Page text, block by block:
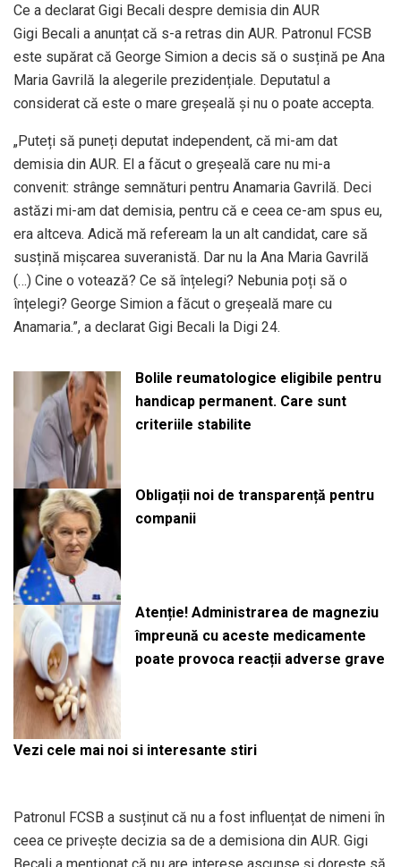
Ce a declarat Gigi Becali despre demisia din AUR
Gigi Becali a anunțat că s-a retras din AUR. Patronul FCSB
este supărat că George Simion a decis să o susțină pe Ana
Maria Gavrilă la alegerile prezidențiale. Deputatul a
considerat că este o mare greșeală și nu o poate accepta.
„Puteți să puneți deputat independent, că mi-am dat
demisia din AUR. El a făcut o greșeală care nu mi-a
convenit: strânge semnături pentru Anamaria Gavrilă. Deci
astăzi mi-am dat demisia, pentru că e ceea ce-am spus eu,
era altceva. Adică mă refeream la un alt candidat, care să
susțină mișcarea suveranistă. Dar nu la Ana Maria Gavrilă
(…) Cine o votează? Ce să înțelegi? Nebunia poți să o
înțelegi? George Simion a făcut o greșeală mare cu
Anamaria.”, a declarat Gigi Becali la Digi 24.
Bolile reumatologice eligibile pentru
handicap permanent. Care sunt
criteriile stabilite
Obligații noi de transparență pentru
companii
Atenție! Administrarea de magneziu
împreună cu aceste medicamente
poate provoca reacții adverse grave
Vezi cele mai noi si interesante stiri
Patronul FCSB a susținut că nu a fost influențat de nimeni în
ceea ce privește decizia sa de a demisiona din AUR. Gigi